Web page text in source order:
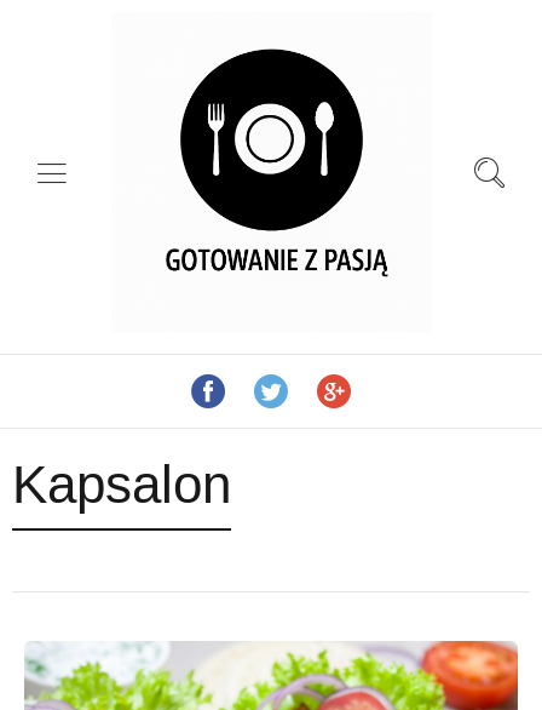
Kapsalon